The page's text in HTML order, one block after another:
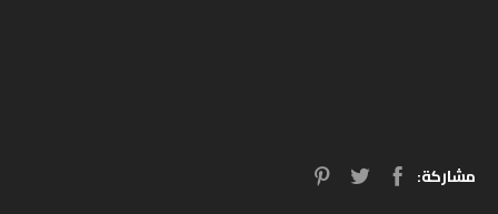
مشاركة: